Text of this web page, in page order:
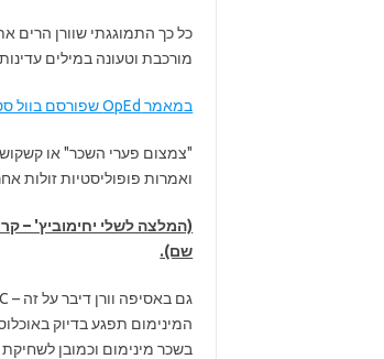
כל כך התמוגגתי שוורן הרים
מורכבת וטעונה במילים
במאמר OpEd שפורסם בוול סטריט ג'ורנל
"צמצום פערי השכר" או
ואמרות פופוליסטיות זולות
(המלצה לשלי יחימוביץ' –
שם).
המינימום תפגע בדיוק
בשכר מינימום וכמובן